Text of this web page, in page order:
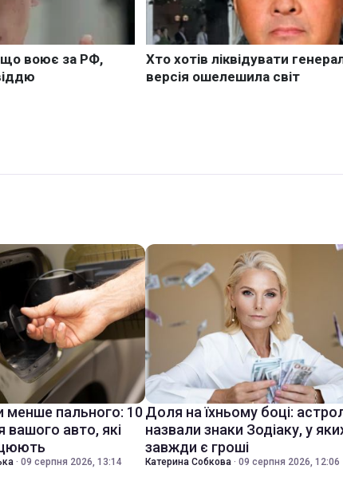
менше пального: 10
вашого авто, які
· 09 серпня 2026, 13:14
Доля на їхньому боці:
назвали знаки Зодіаку, у
завжди є гроші
Катерина Собкова · 09 серпня 2026, 12:06